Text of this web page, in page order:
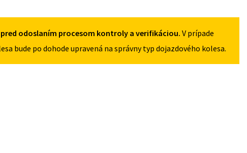
odoslaním procesom kontroly a verifikáciou. V prípade
bude po dohode upravená na správny typ dojazdového kolesa.